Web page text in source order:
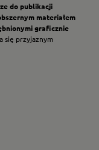
do publikacji
materiałem
graficznie
się przyjaznym